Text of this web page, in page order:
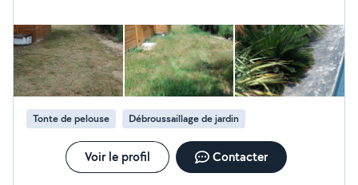
Tonte de pelouse Débroussaillage de jardin
Voir le profil Contacter